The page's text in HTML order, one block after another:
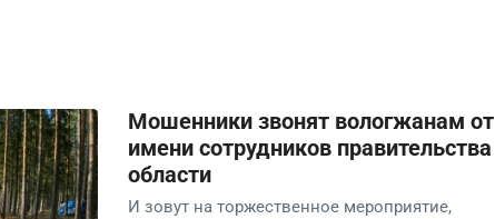
Мошенники звонят вологжанам от
имени сотрудников правительства
области
И зовут на торжественное мероприятие,